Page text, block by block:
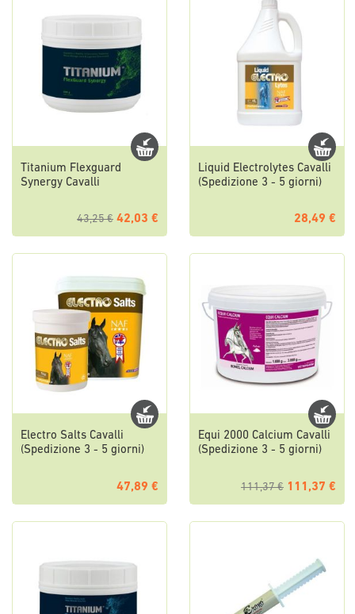
Titanium Flexguard
Synergy Cavalli
43,25 € 42,03 €
Liquid Electrolytes Cavalli
(Spedizione 3 - 5 giorni)
28,49 €
Electro Salts Cavalli
(Spedizione 3 - 5 giorni)
47,89 €
Equi 2000 Calcium Cavalli
(Spedizione 3 - 5 giorni)
111,37 € 111,37 €